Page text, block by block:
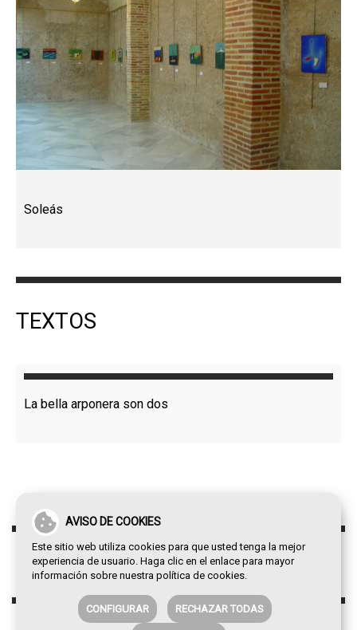
AVISO DE COOKIES
Este sitio web utiliza cookies para que usted tenga la mejor
experiencia de usuario. Haga clic en el enlace para mayor
información sobre nuestra política de cookies.
CONFIGURAR RECHAZAR TODAS
Soleás
TEXTOS
La bella arponera son dos